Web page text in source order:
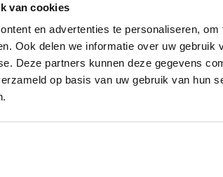
van cookies
en advertenties te personaliseren,
Ook delen we informatie over uw
Deze partners kunnen deze gegevens
op basis van uw gebruik van hun
geïndexeerd met het percentage
vorige indexering is gestegen (periode
het Centraal Bureau voor de Statistiek
gestegen van 131,82 naar 135,69, een
De nieuwe bedragen zijn gepubliceerd